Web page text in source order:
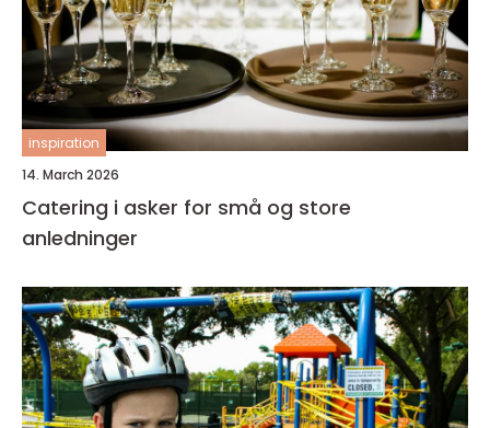
inspiration
14. March 2026
Catering i asker for små og store
anledninger